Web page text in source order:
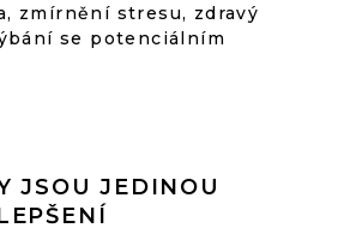
zmírnění stresu, zdravý
se potenciálním
JSOU JEDINOU